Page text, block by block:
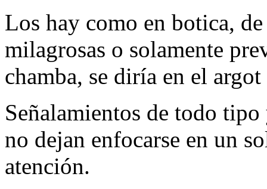
Los hay como en botica,
milagrosas o solamente
chamba, se diría en el
Señalamientos de todo
no dejan enfocarse en un
atención.